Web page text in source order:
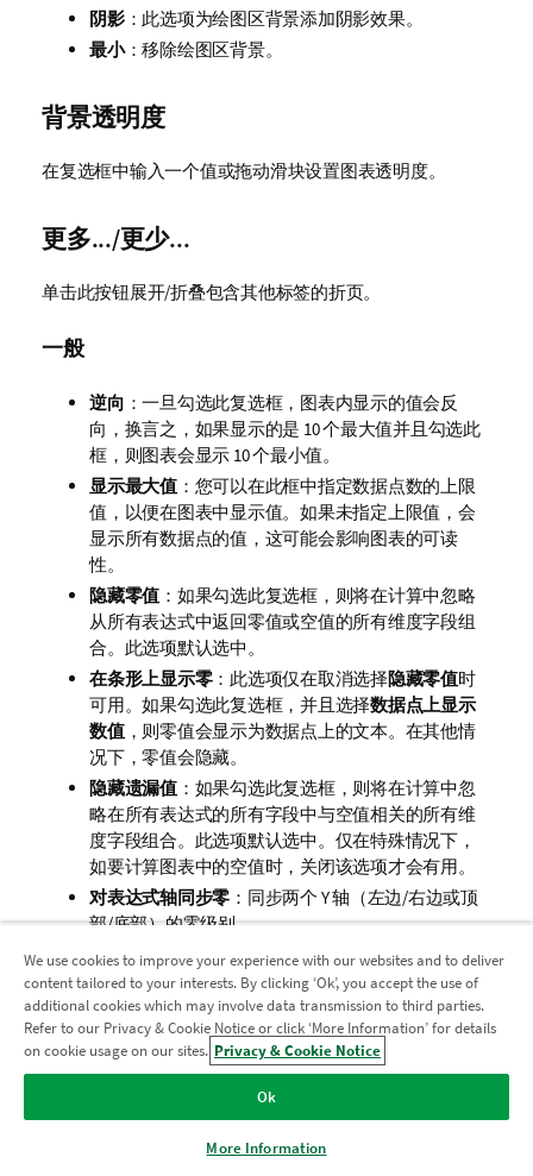
阴影：此选项为绘图区背景添加阴影效果。
最小：移除绘图区背景。
背景透明度
在复选框中输入一个值或拖动滑块设置图表透明度。
更多.../更少...
单击此按钮展开/折叠包含其他标签的折页。
一般
逆向 ：一旦勾选此复选框，图表内显示的值会反
向，换言之，如果显示的是 10 个最大值并且勾选此
框，则图表会显示 10 个最小值。
显示最大值：您可以在此框中指定数据点数的上限
值，以便在图表中显示值。如果未指定上限值，会
显示所有数据点的值，这可能会影响图表的可读
性。
隐藏零值 ：如果勾选此复选框，则将在计算中忽略
从所有表达式中返回零值或空值的所有维度字段组
合。此选项默认选中。
在条形上显示零：此选项仅在取消选择隐藏零值时
可用。如果勾选此复选框，并且选择数据点上显示
数值，则零值会显示为数据点上的文本。在其他情
况下，零值会隐藏。
隐藏遗漏值：如果勾选此复选框，则将在计算中忽
略在所有表达式的所有字段中与空值相关的所有维
度字段组合。此选项默认选中。仅在特殊情况下，
如要计算图表中的空值时，关闭该选项才会有用。
对表达式轴同步零 ：同步两个 Y 轴（左边/右边或顶
部/底部）的零级别。
使用完整符号集：此替代项可使更多符号呈现形式
可用（圆圈，三角形等）
允许细条形：对于带非连续 X 轴的图表，QlikView 仅
会尽可能多地显示可用的绘图区容纳的数据点。剩
余的数据点会从图表中截断。默认情况下，条形最
小绘制宽度为四个像素，这样条形将明显可辨。勾
选此复选框，将使条形绘制宽度减至一个像素。
：对于带非连续 X 轴的图表，QlikView
加入分析现代化计划
使用分析现代化计划实现现代化，同时不损害您宝贵的
QlikView 应用程序。
We use cookies to improve your experience with our websites and to deliver
content tailored to your interests. By clicking ‘Ok’, you accept the use of
additional cookies which may involve data transmission to third parties.
Refer to our Privacy & Cookie Notice or click ‘More Information’ for details
on cookie usage on our sites. Privacy & Cookie Notice
Ok
More Information